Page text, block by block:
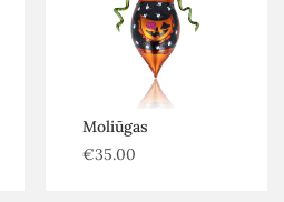
Moliūgas
€35.00